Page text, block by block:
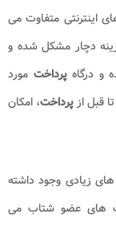
اینترنتی متفاوت می
دچار مشکل شده و
و درگاهپرداخت مورد
قبل ازپرداخت، امکان
زیادی وجود داشته
های عضو شتاب می